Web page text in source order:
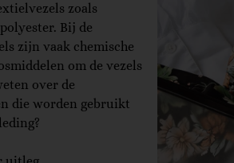
zoals
Bij de
zijn vaak chemische
om de vezels
over de
die worden gebruikt